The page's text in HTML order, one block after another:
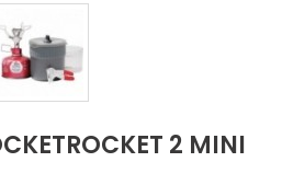
2 MINI